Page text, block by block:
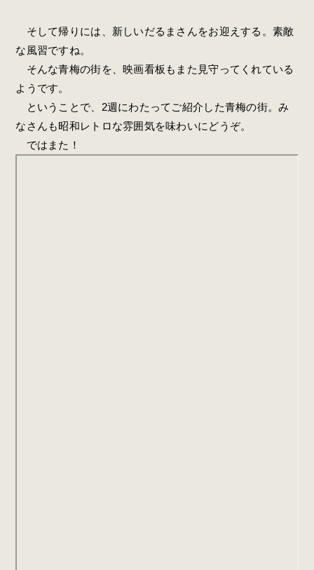
そして帰りには、新しいだるまさんをお迎えする。素敵
な風習ですね。
そんな青梅の街を、映画看板もまた見守ってくれている
ようです。
ということで、2週にわたってご紹介した青梅の街。み
なさんも昭和レトロな雰囲気を味わいにどうぞ。
ではまた！